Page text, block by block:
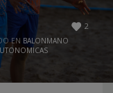
2
EN BALONMANO